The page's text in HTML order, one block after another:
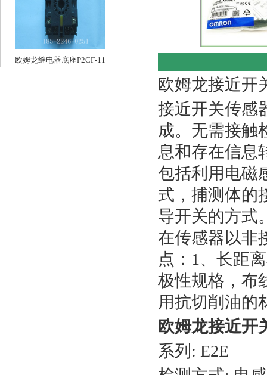
欧姆龙继电器底座P2CF-11
欧姆龙接近开
接近开关传感
成。无需接触
息和存在信息
包括利用电磁
式，捕测体的
导开关的方式
在传感器以非
点：1、长距
极性规格，布
用抗切削油的
欧姆龙接近开
系列: E2E